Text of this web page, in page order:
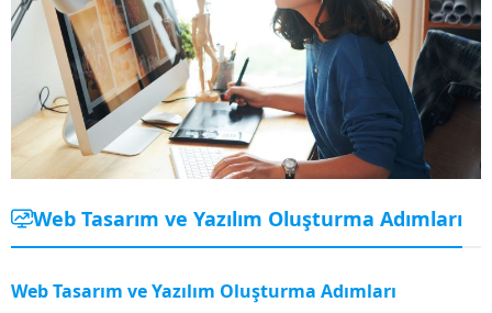
Web Tasarım ve Yazılım Oluşturma Adımları
Web Tasarım ve Yazılım Oluşturma Adımları